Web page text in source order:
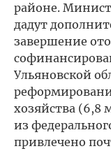
районе.
дадут
завершение
Ульяновской
хозяйства (6,8
из
привлечено